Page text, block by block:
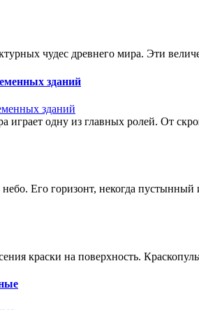
чудес древнего мира. Эти
зданий
играет одну из главных ролей. От
Его горизонт, некогда пустынный
краски на поверхность.